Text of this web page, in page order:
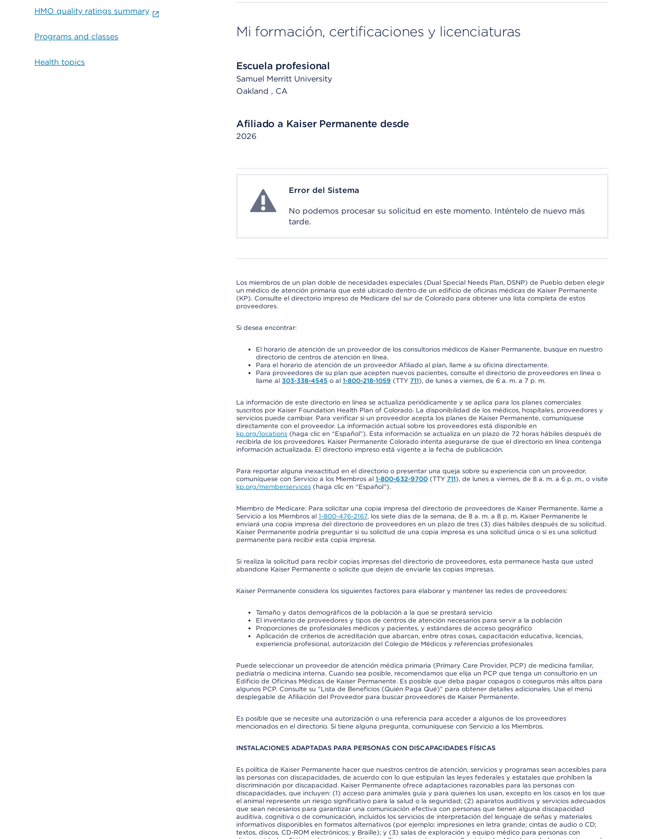
HMO quality ratings summary
Programs and classes
Health topics
Mi formación, certificaciones y licenciaturas
Escuela profesional
Samuel Merritt University
Oakland , CA
Afiliado a Kaiser Permanente desde
2026
System ErrorError del Sistema
No podemos procesar su solicitud en este momento. Inténtelo de nuevo más
tarde.
Los miembros de un plan doble de necesidades especiales (Dual Special Needs Plan, DSNP) de Pueblo deben elegir
un médico de atención primaria que esté ubicado dentro de un edificio de oficinas médicas de Kaiser Permanente
(KP). Consulte el directorio impreso de Medicare del sur de Colorado para obtener una lista completa de estos
proveedores.
Si desea encontrar:
El horario de atención de un proveedor de los consultorios médicos de Kaiser Permanente, busque en nuestro
directorio de centros de atención en línea.
Para el horario de atención de un proveedor Afiliado al plan, llame a su oficina directamente.
Para proveedores de su plan que acepten nuevos pacientes, consulte el directorio de proveedores en línea o
llame al 303-338-4545o al 1-800-218-1059 (TTY 711), de lunes a viernes, de 6 a. m. a 7 p. m.
La información de este directorio en línea se actualiza periódicamente y se aplica para los planes comerciales
suscritos por Kaiser Foundation Health Plan of Colorado. La disponibilidad de los médicos, hospitales, proveedores y
servicios puede cambiar. Para verificar si un proveedor acepta los planes de Kaiser Permanente, comuníquese
directamente con el proveedor. La información actual sobre los proveedores está disponible en
kp.org/locations(haga clic en “Español”). Esta información se actualiza en un plazo de 72 horas hábiles después de
recibirla de los proveedores. Kaiser Permanente Colorado intenta asegurarse de que el directorio en línea contenga
información actualizada. El directorio impreso está vigente a la fecha de publicación.
Para reportar alguna inexactitud en el directorio o presentar una queja sobre su experiencia con un proveedor,
comuníquese con Servicio a los Miembros al 1-800-632-9700(TTY 711), de lunes a viernes, de 8 a. m. a 6 p. m., o visite
kp.org/memberservices(haga clic en “Español”).
Miembro de Medicare: Para solicitar una copia impresa del directorio de proveedores de Kaiser Permanente, llame a
Servicio a los Miembros al 1-800-476-2167, los siete días de la semana, de 8 a. m. a 8 p. m. Kaiser Permanente le
enviará una copia impresa del directorio de proveedores en un plazo de tres (3) días hábiles después de su solicitud.
Kaiser Permanente podría preguntar si su solicitud de una copia impresa es una solicitud única o si es una solicitud
permanente para recibir esta copia impresa.
Si realiza la solicitud para recibir copias impresas del directorio de proveedores, esta permanece hasta que usted
abandone Kaiser Permanente o solicite que dejen de enviarle las copias impresas.
Kaiser Permanente considera los siguientes factores para elaborar y mantener las redes de proveedores:
Tamaño y datos demográficos de la población a la que se prestará servicio
El inventario de proveedores y tipos de centros de atención necesarios para servir a la población
Proporciones de profesionales médicos y pacientes, y estándares de acceso geográfico
Aplicación de criterios de acreditación que abarcan, entre otras cosas, capacitación educativa, licencias,
experiencia profesional, autorización del Colegio de Médicos y referencias profesionales
Puede seleccionar un proveedor de atención médica primaria (Primary Care Provider, PCP) de medicina familiar,
pediatría o medicina interna. Cuando sea posible, recomendamos que elija un PCP que tenga un consultorio en un
Edificio de Oficinas Médicas de Kaiser Permanente. Es posible que deba pagar copagos o coseguros más altos para
algunos PCP. Consulte su “Lista de Beneficios (Quién Paga Qué)” para obtener detalles adicionales. Use el menú
desplegable de Afiliación del Proveedor para buscar proveedores de Kaiser Permanente.
Es posible que se necesite una autorización o una referencia para acceder a algunos de los proveedores
mencionados en el directorio. Si tiene alguna pregunta, comuníquese con Servicio a los Miembros.
INSTALACIONES ADAPTADAS PARA PERSONAS CON DISCAPACIDADES FÍSICAS
Es política de Kaiser Permanente hacer que nuestros centros de atención, servicios y programas sean accesibles para
las personas con discapacidades, de acuerdo con lo que estipulan las leyes federales y estatales que prohíben la
discriminación por discapacidad. Kaiser Permanente ofrece adaptaciones razonables para las personas con
discapacidades, que incluyen: (1) acceso para animales guía y para quienes los usan, excepto en los casos en los que
el animal represente un riesgo significativo para la salud o la seguridad; (2) aparatos auditivos y servicios adecuados
que sean necesarios para garantizar una comunicación efectiva con personas que tienen alguna discapacidad
auditiva, cognitiva o de comunicación, incluidos los servicios de interpretación del lenguaje de señas y materiales
informativos disponibles en formatos alternativos (por ejemplo: impresiones en letra grande; cintas de audio o CD;
textos, discos, CD-ROM electrónicos; y Braille); y (3) salas de exploración y equipo médico para personas con